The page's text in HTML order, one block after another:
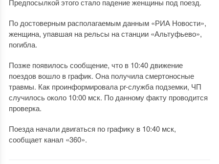
Предпосылкой этого стало падение женщины под поезд.
По достоверным располагаемым данным «РИА Новости»,
женщина, упавшая на рельсы на станции «Альтуфьево»,
погибла.
Позже появилось сообщение, что в 10:40 движение
поездов вошло в график. Она получила смертоносные
травмы. Как проинформировала pr-служба подземки, ЧП
случилось около 10:00 мск. По данному факту проводится
проверка.
Поезда начали двигаться по графику в 10:40 мск,
сообщает канал «360».